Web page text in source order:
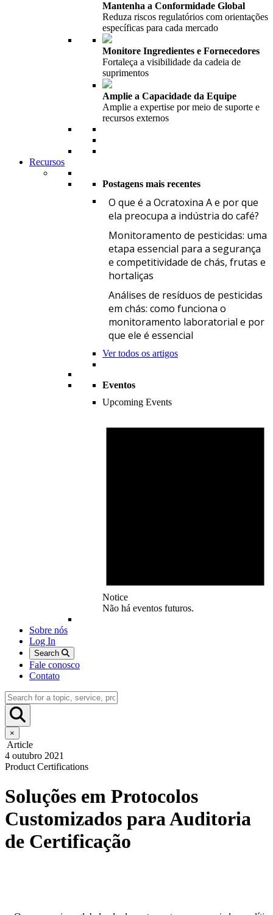
Mantenha a Conformidade Global
Reduza riscos regulatórios com orientações
específicas para cada mercado
Monitore Ingredientes e Fornecedores
Fortaleça a visibilidade da cadeia de
suprimentos
Amplie a Capacidade da Equipe
Amplie a expertise por meio de suporte e
recursos externos
Recursos
Postagens mais recentes
O que é a Ocratoxina A e por que
ela preocupa a indústria do café?
Monitoramento de pesticidas: uma
etapa essencial para a segurança
e competitividade de chás, frutas e
hortaliças
Análises de resíduos de pesticidas
em chás: como funciona o
monitoramento laboratorial e por
que ele é essencial
Ver todos os artigos
Eventos
Upcoming Events
Notice
Não há eventos futuros.
Sobre nós
Log In
Search
Fale conosco
Contato
×
Article
4 outubro 2021
Product Certifications
Soluções em Protocolos
Customizados para Auditoria
de Certificação